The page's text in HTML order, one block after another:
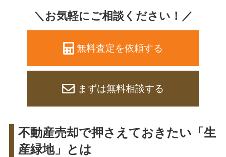
＼お気軽にご相談ください！／
無料査定を依頼する
まずは無料相談する
不動産売却で押さえておきたい「生
産緑地」とは